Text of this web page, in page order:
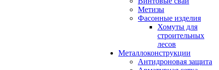
Метизы
Фасонные изделия
Хомуты для
строительных
лесов
Металлоконструкции
Антидроновая защита